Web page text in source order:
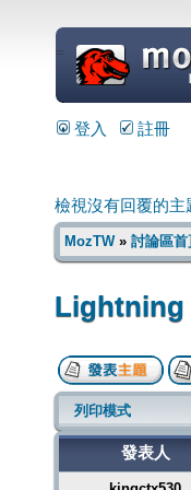
=
登入 註冊
檢視沒有回覆的主
MozTW» 討論區首
Lightning
列印模式
發表人